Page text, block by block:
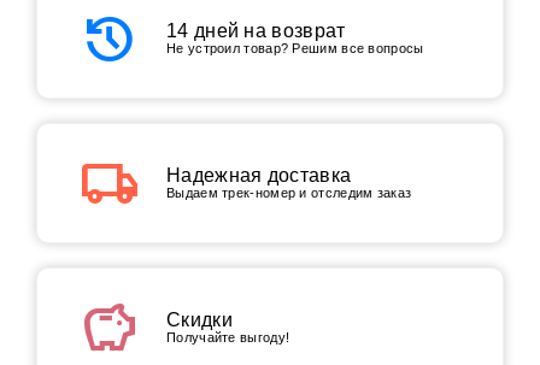
history 14 дней на возврат
Не устроил товар? Решим все вопросы
local_shipping Надежная доставка
Выдаем трек-номер и отследим заказ
savings Скидки
Получайте выгоду!